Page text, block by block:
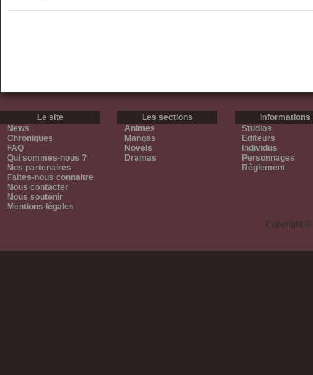
Le site
News
Chroniques
FAQ
Qui sommes-nous ?
Nos partenaires
Faites-nous connaitre
Nous contacter
Nous soutenir
Mentions légales
Les sections
Animes
Mangas
Novels
Dramas
Informations
Studios
Editeurs
Individus
Personnages
Règlement
Copyright ©